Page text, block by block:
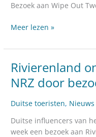
Bezoek aan Wipe Out
Meer lezen »
Rivierenland
NRZ door
Duitse toeristen, Nieuws
Duitse influencers van
week een bezoek aan
Rivierenland
de
in
NRZ
door